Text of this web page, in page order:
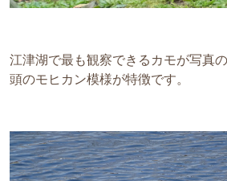
江津湖で最も観察できるカモが写真
頭のモヒカン模様が特徴です。